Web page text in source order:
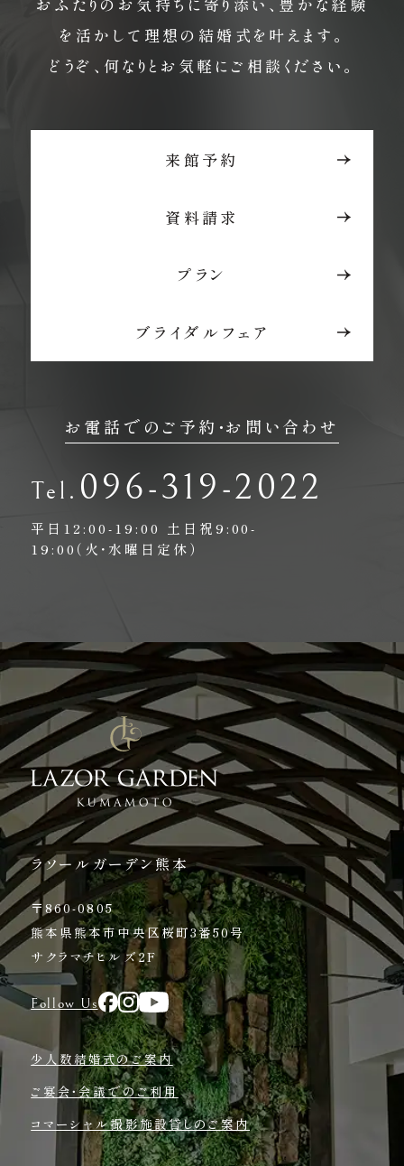
を活かして理想の結婚式を叶えます。
どうぞ、何なりとお気軽にご相談ください。
来館予約
資料請求
プラン
ブライダルフェア
お電話でのご予約・お問い合わせ
096-319-2022
平日12:00-19:00 土日祝9:00-
19:00（火・水曜日定休）
ラソールガーデン熊本
〒860-0805
熊本県熊本市中央区桜町3番50号
サクラマチヒルズ2F
Follow Us
少人数結婚式のご案内
ご宴会・会議でのご利用
コマーシャル撮影施設貸しのご案内